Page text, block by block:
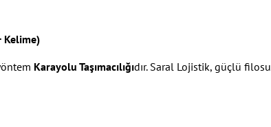
Kelime)
Karayolu Taşımacılığıdır. Saral Lojistik, güçlü filosu